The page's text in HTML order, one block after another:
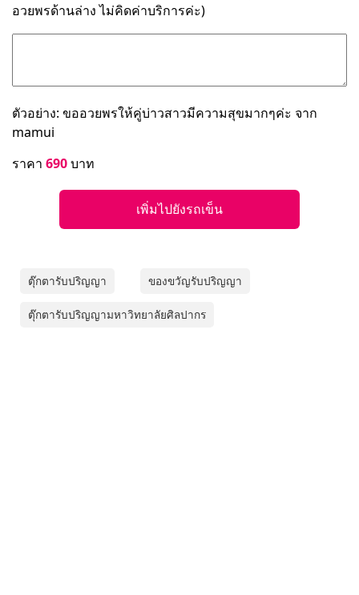
อวยพรด้านล่าง ไม่คิดค่าบริการค่ะ)
ตัวอย่าง: ขออวยพรให้คู่บ่าวสาวมีความสุขมากๆค่ะ จาก
mamui
ราคา 690บาท
เพิ่มไปยังรถเข็น
ตุ๊กตารับปริญญา ของขวัญรับปริญญา
ตุ๊กตารับปริญญามหาวิทยาลัยศิลปากร